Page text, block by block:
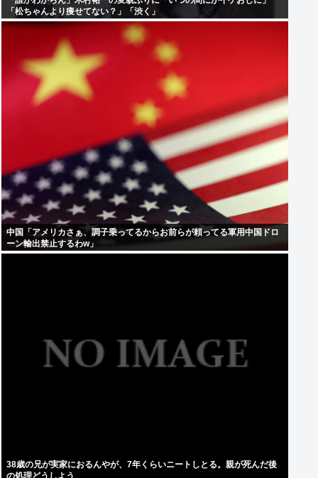
「松ちゃんより痩せてない？」「渋く」
中国「アメリカさぁ、調子乗ってるからお前らが頼ってる軍用中国ドロ
ーン輸出禁止するわw」
38歳の兄が実家におるんやが、7年くらいニートしとる。親が死んだ後